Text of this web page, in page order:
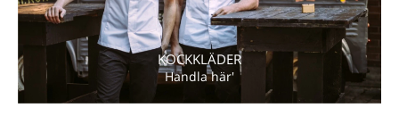
KOCKKLÄDER
Handla här'